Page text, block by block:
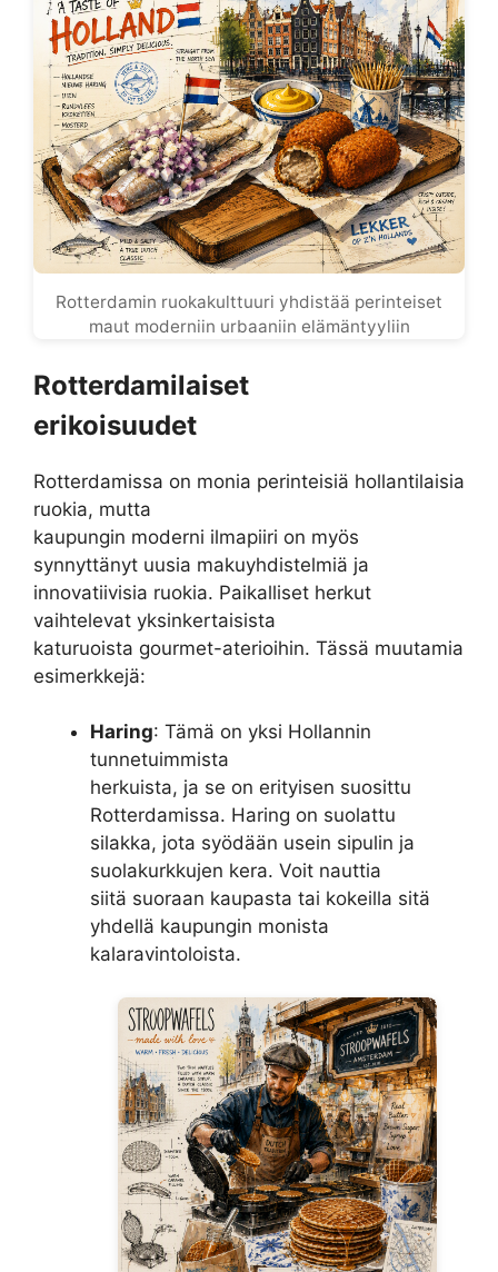
Rotterdamin ruokakulttuuri yhdistää perinteiset
maut moderniin urbaaniin elämäntyyliin
Rotterdamilaiset
erikoisuudet
Rotterdamissa on monia perinteisiä hollantilaisia
ruokia, mutta
kaupungin moderni ilmapiiri on myös
synnyttänyt uusia makuyhdistelmiä ja
innovatiivisia ruokia. Paikalliset herkut
vaihtelevat yksinkertaisista
katuruoista gourmet-aterioihin. Tässä muutamia
esimerkkejä:
Haring: Tämä on yksi Hollannin
tunnetuimmista
herkuista, ja se on erityisen suosittu
Rotterdamissa. Haring on suolattu
silakka, jota syödään usein sipulin ja
suolakurkkujen kera. Voit nauttia
siitä suoraan kaupasta tai kokeilla sitä
yhdellä kaupungin monista
kalaravintoloista.